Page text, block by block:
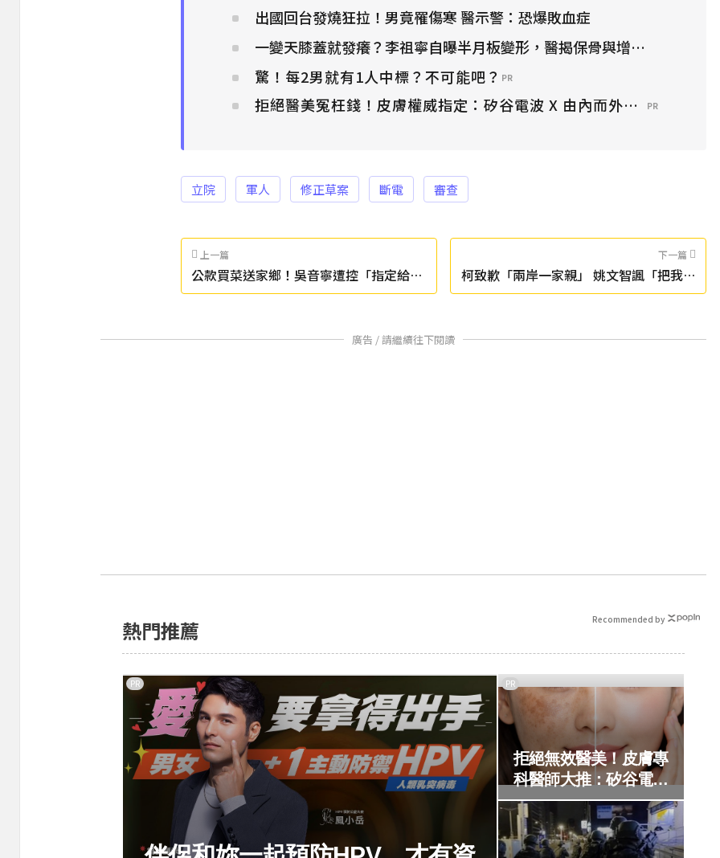
出國回台發燒狂拉！男竟罹傷寒 醫示警：恐爆敗血症
一變天膝蓋就發癢？李祖寧自曝半月板變形，醫揭保骨與增肌兩大救星！
驚！每2男就有1人中標？不可能吧？ PR
拒絕醫美冤枉錢！皮膚權威指定：矽谷電波 X 由內而外養出逆齡好膚
PR
立院 軍人 修正草案 斷電 審查
上一篇
公款買菜送家鄉！吳音寧遭控「指定給表
哥」 貨車司機痛批說謊
下一篇
柯致歉「兩岸一家親」 姚文智諷「把我們
當白癡」
廣告 / 請繼續往下閱讀
熱門推薦
PR
拒絕無效醫美！皮膚專
科醫師大推：矽谷電波
X 讓肌膚由內而外更強
韌
PR
Recommended by